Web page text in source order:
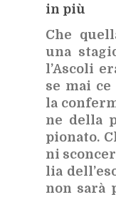
in più
Che
una
l’A­sco­li
se mai ce
la
ne del­la
pio­na­to.
ni
lia
non sarà